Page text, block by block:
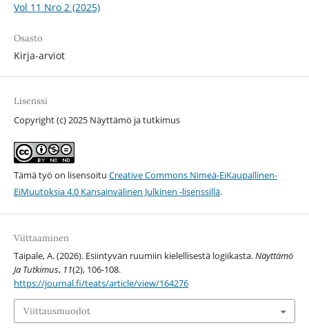
Vol 11 Nro 2 (2025)
Osasto
Kirja-arviot
Lisenssi
Copyright (c) 2025 Näyttämö ja tutkimus
Tämä työ on lisensoitu Creative Commons Nimeä-EiKaupallinen-
EiMuutoksia 4.0 Kansainvälinen Julkinen -lisenssillä.
Viittaaminen
Taipale, A. (2026). Esiintyvän ruumiin kielellisestä logiikasta.Näyttämö
Ja Tutkimus, 11(2), 106-108.
https://journal.fi/teats/article/view/164276
Viittausmuodot